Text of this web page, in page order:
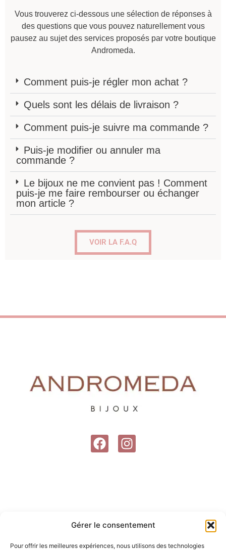
Gérer le consentement
Pour offrir les meilleures expériences, nous utilisons des technologies
Vous trouverez ci-dessous une sélection de réponses à
des questions que vous pouvez naturellement vous
pausez au sujet des services proposés par votre boutique
Andromeda.
Comment puis-je régler mon achat ?
Quels sont les délais de livraison ?
Comment puis-je suivre ma commande ?
Puis-je modifier ou annuler ma
commande ?
Le bijoux ne me convient pas ! Comment
puis-je me faire rembourser ou échanger
mon article ?
VOIR LA F.A.Q
F
a
k
I
n
a
m